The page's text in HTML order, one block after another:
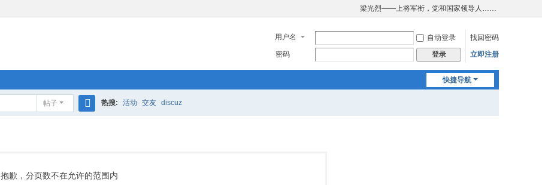
梁光烈——上将军衔，党和国家领导人……
用户名 自动登录
找回密码
密码
登录 立即注册
快捷导航
帖子 热搜: 活动 交友 discuz
抱歉，分页数不在允许的范围内